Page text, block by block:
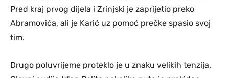
Pred kraj prvog dijela i Zrinjski je zaprijetio preko
Abramovića, ali je Karić uz pomoć prečke spasio svoj
tim.
Drugo poluvrijeme proteklo je u znaku velikih tenzija.